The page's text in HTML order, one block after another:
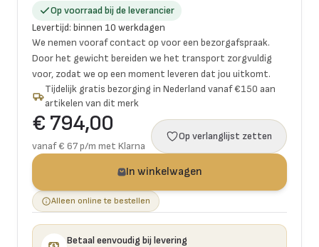
Op voorraad bij de leverancier
Levertijd: binnen 10 werkdagen
We nemen vooraf contact op voor een bezorgafspraak.
Door het gewicht bereiden we het transport zorgvuldig
voor, zodat we op een moment leveren dat jou uitkomt.
Tijdelijk gratis bezorging in Nederland vanaf €150 aan
artikelen van dit merk
€ 794,00
vanaf € 67 p/m met Klarna
Op verlanglijst zetten
In winkelwagen
Alleen online te bestellen
Betaal eenvoudig bij levering